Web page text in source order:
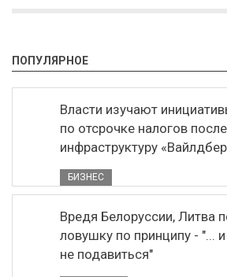
ПОПУЛЯРНОЕ
Власти изучают
по отсрочке налогов
инфраструктуру
БИЗНЕС
Вредя Белоруссии, Литва
ловушку по принципу - "...
не подавиться"